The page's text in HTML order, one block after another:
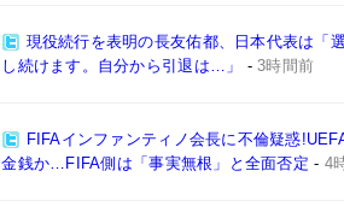
現役続行を表明の長友佑都、日本代表は「
し続けます。自分から引退は…」
-3時間前
FIFAインファンティノ会長に不倫疑惑
金銭か…FIFA側は「事実無根」と全面否定 - 4